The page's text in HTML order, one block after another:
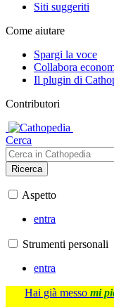
Siti suggeriti
Come aiutare
Spargi la voce
Collabora
Il plugin di
Contributori
Cerca
Ricerca
Aspetto
entra
Strumenti personali
entra
Hai già messo mi